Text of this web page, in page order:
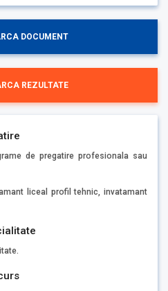
DOCUMENT
REZULTATE
de pregatire profesionala sau
liceal profil tehnic, invatamant